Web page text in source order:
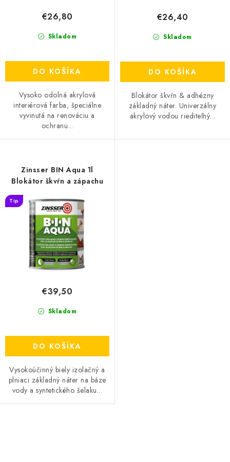
Skladom
€26,80
DO KOŠÍKA
Vysoko odolná akrylová
interiérová farba, špeciálne
vyvinutá na renováciu a
ochranu...
Skladom
€26,40
DO KOŠÍKA
Blokátor škvŕn & adhézny
základný náter. Univerzálny
akrylový vodou riediteľný...
Zinsser BIN Aqua 1l
Blokátor škvŕn a zápachu
Tip
Skladom
€39,50
DO KOŠÍKA
Vysokoúčinný biely izolačný a
plniaci základný náter na báze
vody a syntetického šelaku...